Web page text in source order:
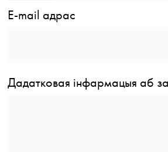
E-mail адрас
Дадатковая інфармацыя аб